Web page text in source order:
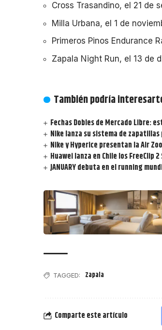
Cross Trasandino, el 21 de
Milla Urbana, el 1 de
Primeros Pinos Endurance
Zapala Night Run, el 13 de
También podría
Fechas Dobles de Mercado Libre:
Nike lanza su sistema de
Nike y Hyperice presentan la Air
Huawei lanza en Chile los FreeClip
JANUARY debuta en el running
TAGGED: Zapala
Comparte este artículo